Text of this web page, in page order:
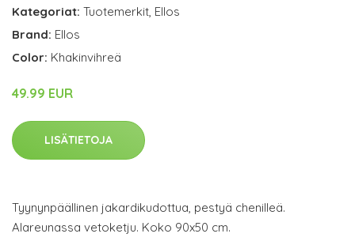
Kategoriat: Tuotemerkit Ellos
Brand: Ellos
Color: Khakinvihreä
49.99 EUR
LISÄTIETOJA
Tyynynpäällinen jakardikudottua, pestyä chenilleä.
Alareunassa vetoketju. Koko 90x50 cm.